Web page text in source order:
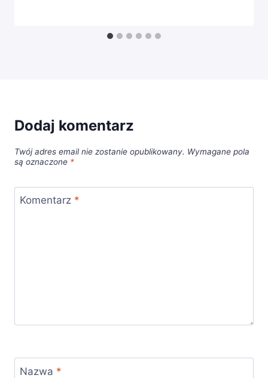
Dodaj komentarz
Twój adres email nie zostanie opublikowany. Wymagane pola
są oznaczone *
Komentarz *
Nazwa *